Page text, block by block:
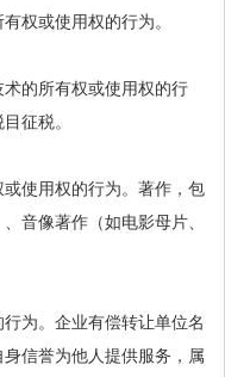
或使用权的行为。
的所有权或使用权的行
征税。
使用权的行为。著作，包
音像著作（如电影母片、
为。企业有偿转让单位名
信誉为他人提供服务，属